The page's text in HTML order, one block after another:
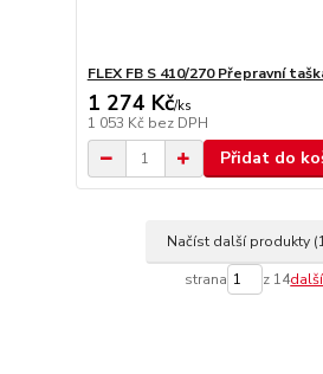
FLEX FB S 410/270 Přepravní
1 274 Kč/ks
1 053 Kč bez DPH
Přidat do
Načíst další produkty
strana z 14další